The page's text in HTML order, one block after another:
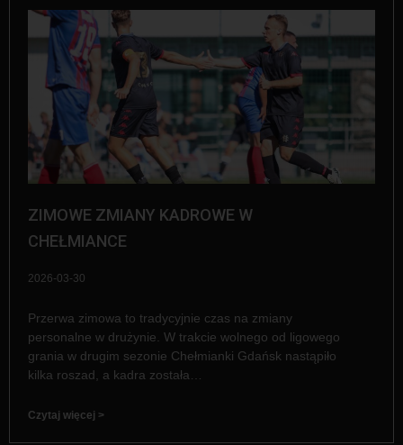
ZIMOWE ZMIANY KADROWE W
CHEŁMIANCE
2026-03-30
Przerwa zimowa to tradycyjnie czas na zmiany
personalne w drużynie. W trakcie wolnego od ligowego
grania w drugim sezonie Chełmianki Gdańsk nastąpiło
kilka roszad, a kadra została…
Czytaj więcej >